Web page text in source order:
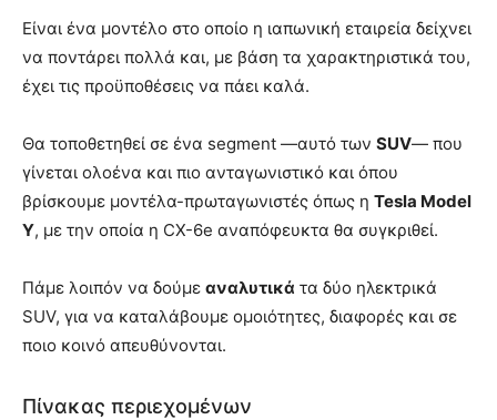
Είναι ένα μοντέλο στο οποίο η ιαπωνική εταιρεία δείχνει
να ποντάρει πολλά και, με βάση τα χαρακτηριστικά του,
έχει τις προϋποθέσεις να πάει καλά.
Θα τοποθετηθεί σε ένα segment —αυτό των SUV— που
γίνεται ολοένα και πιο ανταγωνιστικό και όπου
βρίσκουμε μοντέλα-πρωταγωνιστές όπως η Tesla Model
Y, με την οποία η CX-6e αναπόφευκτα θα συγκριθεί.
Πάμε λοιπόν να δούμε αναλυτικά τα δύο ηλεκτρικά
SUV, για να καταλάβουμε ομοιότητες, διαφορές και σε
ποιο κοινό απευθύνονται.
Πίνακας περιεχομένων